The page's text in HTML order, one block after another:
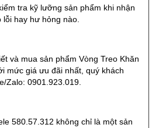
tra kỹ lưỡng sản phẩm khi nhận
hay hư hỏng nào.
và mua sản phẩm Vòng Treo Khăn
mức giá ưu đãi nhất, quý khách
Zalo: 0901.923.019.
580.57.312 không chỉ là một sản